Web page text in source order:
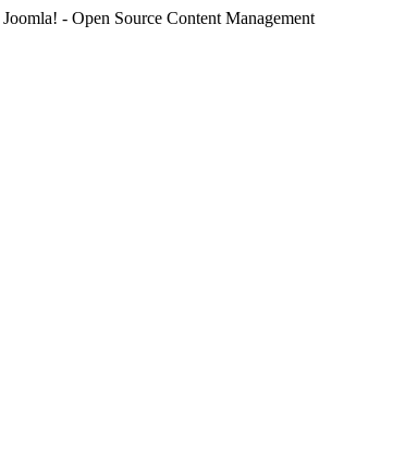
Joomla! - Open Source Content Management